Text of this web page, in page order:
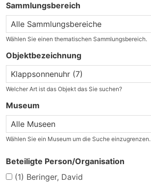
Sammlungsbereich
Wählen Sie einen thematischen Sammlungsbereich.
Objektbezeichnung
Welcher Art ist das Objekt das Sie suchen?
Museum
Wählen Sie ein Museum um die Suche einzugrenzen.
Beteiligte Person/Organisation
(1) Beringer, David